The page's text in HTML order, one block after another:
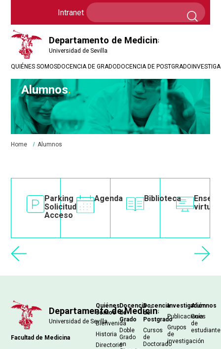
Intranet
Intranet Formulario
de
búsqueda
Search
QUIÉNES SOMOSDOCENCIA DE GRADODOCENCIA DE POSTGRADO
Alumnos
Breadcrumbs
You
Home Alumnos
ImageParking
Solicitud
Acceso
ImageAgenda ImageBibliotecaImage
virtual
Facultad de Medicina
Navegación
principal
Quiénes
somos
Bienvenida
Historia
Directorio
Docencia
de
Grado
Doble
Grado
en
Docencia
de
Postgrado
Cursos
de
Doctorado
Investigación
Publicaciones
Grupos
de
investigación
Alumnos
Guía
de